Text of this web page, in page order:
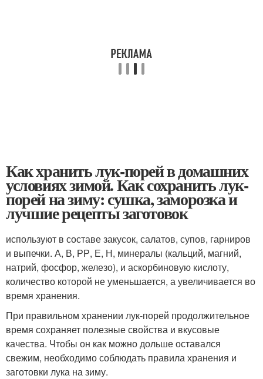
Как хранить лук-порей в домашних
условиях зимой. Как сохранить лук-
порей на зиму: сушка, заморозка и
лучшие рецепты заготовок
используют в составе закусок, салатов, супов, гарниров
и выпечки. А, В, РР, Е, Н, минералы (кальций, магний,
натрий, фосфор, железо), и аскорбиновую кислоту,
количество которой не уменьшается, а увеличивается во
время хранения.
При правильном хранении лук-порей продолжительное
время сохраняет полезные свойства и вкусовые
качества. Чтобы он как можно дольше оставался
свежим, необходимо соблюдать правила хранения и
заготовки лука на зиму.